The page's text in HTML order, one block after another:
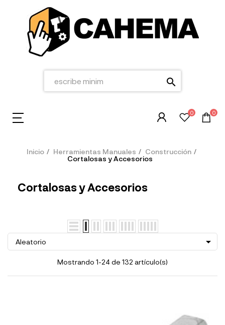
search
0 0
Inicio Herramientas Manuales
Construcción
Cortalosas y Accesorios
Cortalosas y Accesorios
Aleatorio 
Mostrando 1-24 de 132 artículo(s)